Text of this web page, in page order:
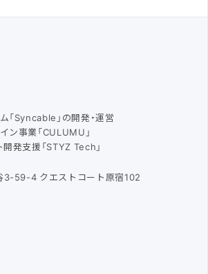
「Syncable」の開発・運営
ン事業「CULUMU」
発支援「STYZ Tech」
3-59-4 クエストコート原宿102